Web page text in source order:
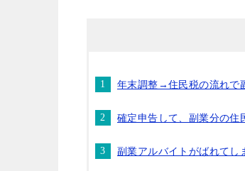
年末調整→住民税の流れで
確定申告して、副業分の住
副業アルバイトがばれてし